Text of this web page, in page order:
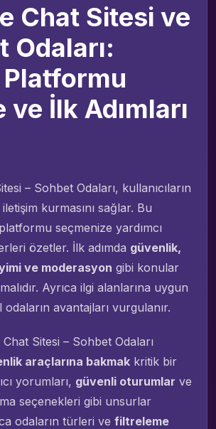
Chat Sitesi ve
Odaları:
ve İlk Adımları
– Sohbet Odaları, kullanıcıların
iletişim kurmasını sağlar. Bu
seçmenize yardımcı
özetler. İlk adımda güvenlik,
ve moderasyon gibi konular
Ayrıca ilgi alanlarına uygun
avantajları vurgulanır.
Sitesi – Sohbet Odaları
araçlarına bakmak kritik bir
yorumları, güvenli oturumlar ve
seçenekleri gibi unsurlar
odaların türleri ve filtreleme